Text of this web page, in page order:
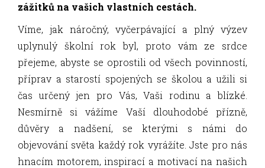
zážitků na vašich vlastních cestách.
Víme, jak náročný, vyčerpávající a plný výzev
uplynulý školní rok byl, proto vám ze srdce
přejeme, abyste se oprostili od všech povinností,
příprav a starostí spojených se školou a užili si
čas určený jen pro Vás, Vaši rodinu a blízké.
Nesmírně si vážíme Vaší dlouhodobé přízně,
důvěry a nadšení, se kterými s námi do
objevování světa každý rok vyrážíte. Jste pro nás
hnacím motorem, inspirací a motivací na našich